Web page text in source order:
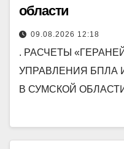
области
09.08.2026 12:18
. РАСЧЕТЫ
УПРАВЛЕНИЯ БПЛА
В СУМСКОЙ